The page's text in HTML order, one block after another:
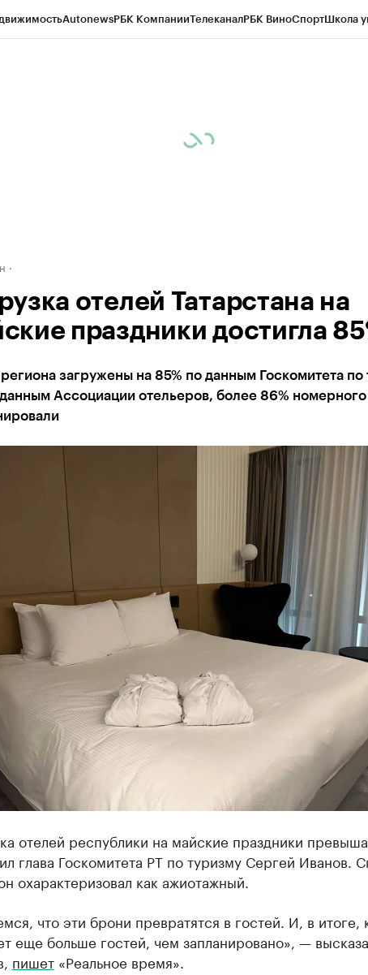
AutonewsРБК КомпанииТелеканалРБК ВиноСпортШкола
отелей Татарстана на
праздники достигла
загружены на 85% по данным Госкомитета по
Ассоциации отельеров, более 86%
отелей республики на майские праздники
глава Госкомитета РТ по туризму Сергей Иванов.
охарактеризовал как ажиотажный.
что эти брони превратятся в гостей. И, в итоге,
еще больше гостей, чем запланировано», —
пишет«Реальное время».